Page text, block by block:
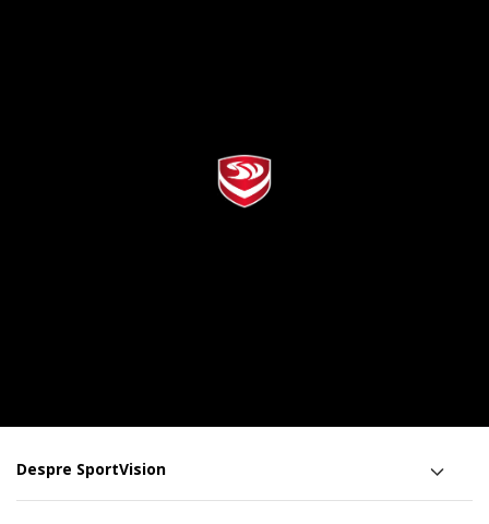
Despre SportVision